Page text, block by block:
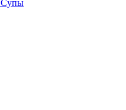
Супы